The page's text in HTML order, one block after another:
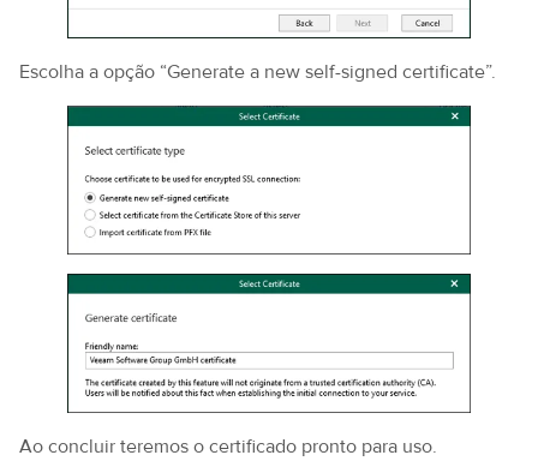
Escolha a opção “Generate a new self-signed certificate”.
Ao concluir teremos o certificado pronto para uso.